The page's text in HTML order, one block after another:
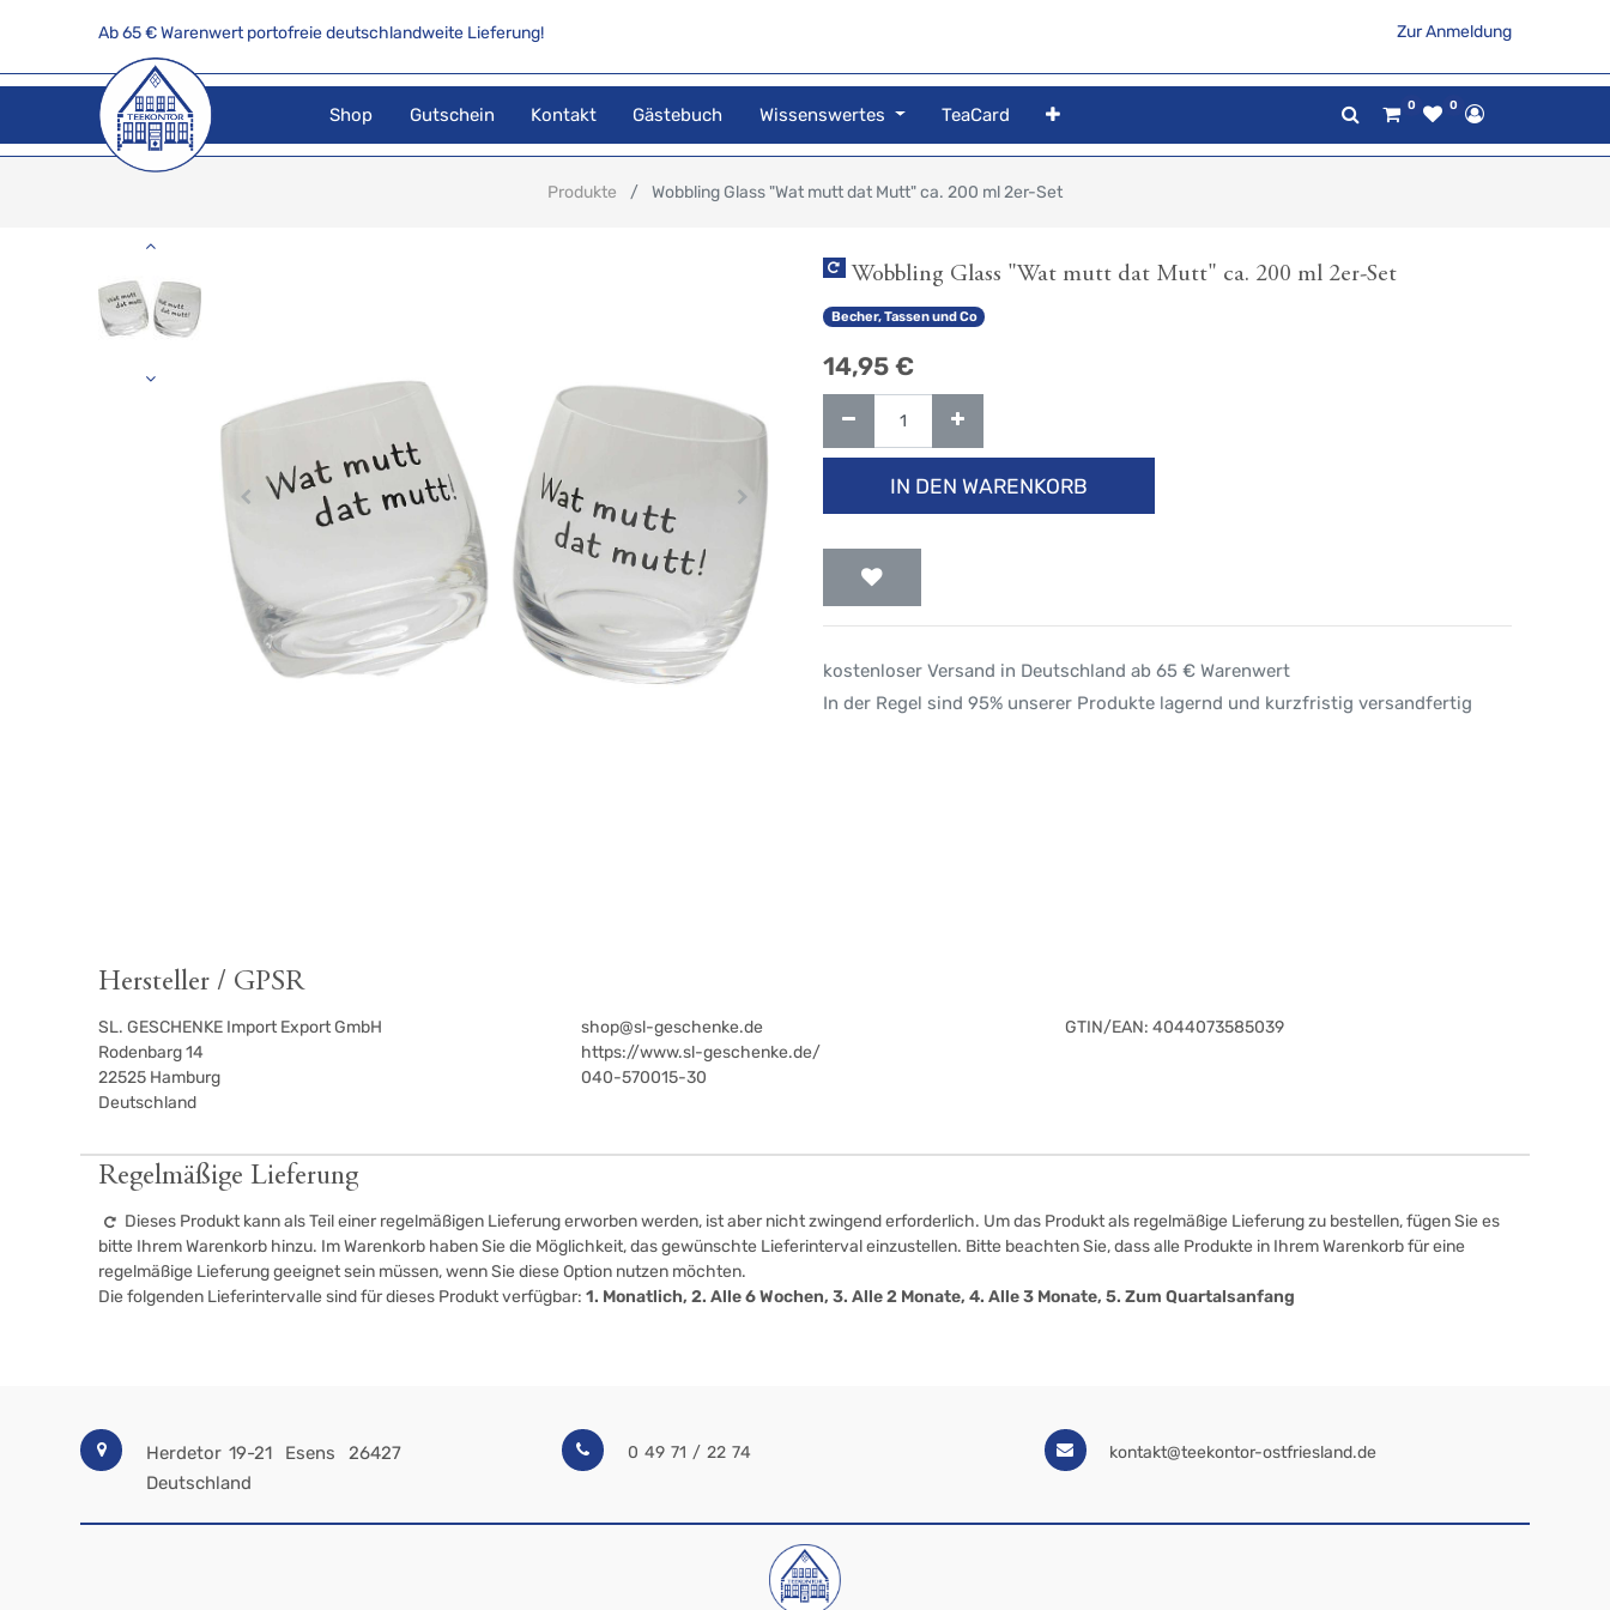
Ab 65 € Warenwert portofreie deutschlandweite Lieferung! Zur Anmeldung
Shop Gutschein Kontakt Gästebuch Wissenswertes TeaCard 0 0
Produkte Wobbling Glass "Wat mutt dat Mutt" ca. 200 ml 2er-Set
Wobbling Glass "Wat mutt dat Mutt" ca. 200 ml 2er-Set
Becher, Tassen und Co
14,95 €
IN DEN WARENKORB
kostenloser Versand in Deutschland ab 65 € Warenwert
In der Regel sind 95% unserer Produkte lagernd und kurzfristig versandfertig
Hersteller / GPSR
SL. GESCHENKE Import Export GmbH
Rodenbarg 14
22525 Hamburg
Deutschland
shop@sl-geschenke.de
https://www.sl-geschenke.de/
040-570015-30
GTIN/EAN: 4044073585039
Regelmäßige Lieferung
Dieses Produkt kann als Teil einer regelmäßigen Lieferung erworben werden, ist aber nicht zwingend erforderlich. Um das Produkt als regelmäßige Lieferung zu bestellen, fügen Sie es
bitte Ihrem Warenkorb hinzu. Im Warenkorb haben Sie die Möglichkeit, das gewünschte Lieferinterval einzustellen. Bitte beachten Sie, dass alle Produkte in Ihrem Warenkorb für eine
regelmäßige Lieferung geeignet sein müssen, wenn Sie diese Option nutzen möchten.
Die folgenden Lieferintervalle sind für dieses Produkt verfügbar:1. Monatlich, 2. Alle 6 Wochen, 3. Alle 2 Monate, 4. Alle 3 Monate, 5. Zum Quartalsanfang
Herdetor 19-21 Esens
26427
Deutschland
0 49 71 / 22 74 kontakt@teekontor-ostfriesland.de